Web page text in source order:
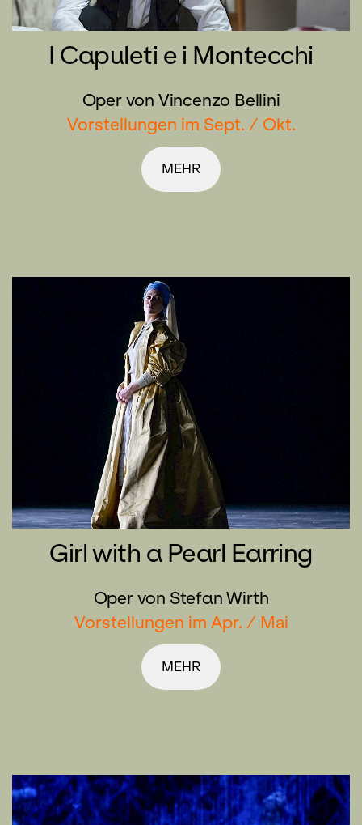
I Capuleti e i Montecchi
Oper von Vincenzo Bellini
Vorstellungen im Sept. / Okt.
MEHR
Girl with a Pearl Earring
Oper von Stefan Wirth
Vorstellungen im Apr. / Mai
MEHR